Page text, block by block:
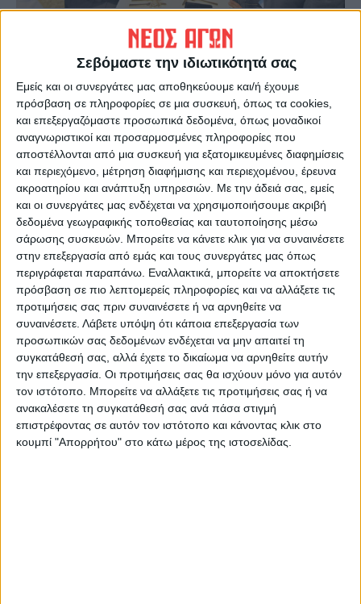
Σεβόμαστε την ιδιωτικότητά σας
Εμείς και οι συνεργάτες μας αποθηκεύουμε και/ή έχουμε
πρόσβαση σε πληροφορίες σε μια συσκευή, όπως τα cookies,
και επεξεργαζόμαστε προσωπικά δεδομένα, όπως μοναδικοί
αναγνωριστικοί και προσαρμοσμένες πληροφορίες που
αποστέλλονται από μια συσκευή για εξατομικευμένες διαφημίσεις
και περιεχόμενο, μέτρηση διαφήμισης και περιεχομένου, έρευνα
ακροατηρίου και ανάπτυξη υπηρεσιών. Με την άδειά σας, εμείς
και οι συνεργάτες μας ενδέχεται να χρησιμοποιήσουμε ακριβή
δεδομένα γεωγραφικής τοποθεσίας και ταυτοποίησης μέσω
σάρωσης συσκευών. Μπορείτε να κάνετε κλικ για να συναινέσετε
στην επεξεργασία από εμάς και τους συνεργάτες μας όπως
περιγράφεται παραπάνω. Εναλλακτικά, μπορείτε να αποκτήσετε
πρόσβαση σε πιο λεπτομερείς πληροφορίες και να αλλάξετε τις
προτιμήσεις σας πριν συναινέσετε ή να αρνηθείτε να
συναινέσετε. Λάβετε υπόψη ότι κάποια επεξεργασία των
προσωπικών σας δεδομένων ενδέχεται να μην απαιτεί τη
συγκατάθεσή σας, αλλά έχετε το δικαίωμα να αρνηθείτε αυτήν
την επεξεργασία. Οι προτιμήσεις σας θα ισχύουν μόνο για αυτόν
τον ιστότοπο. Μπορείτε να αλλάξετε τις προτιμήσεις σας ή να
ανακαλέσετε τη συγκατάθεσή σας ανά πάσα στιγμή
επιστρέφοντας σε αυτόν τον ιστότοπο και κάνοντας κλικ στο
κουμπί "Απορρήτου" στο κάτω μέρος της ιστοσελίδας.